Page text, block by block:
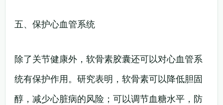
五、保护心血管系统
除了关节健康外，软骨素胶囊还可以对心血管系
统有保护作用。研究表明，软骨素可以降低胆固
醇，减少心脏病的风险；可以调节血糖水平，防